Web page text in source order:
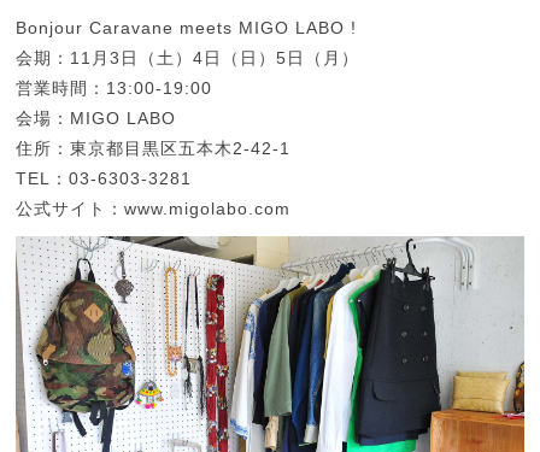
Bonjour Caravane meets MIGO LABO !
会期：11月3日（土）4日（日）5日（月）
営業時間：13:00-19:00
会場：MIGO LABO
住所：東京都目黒区五本木2-42-1
TEL：03-6303-3281
公式サイト：www.migolabo.com